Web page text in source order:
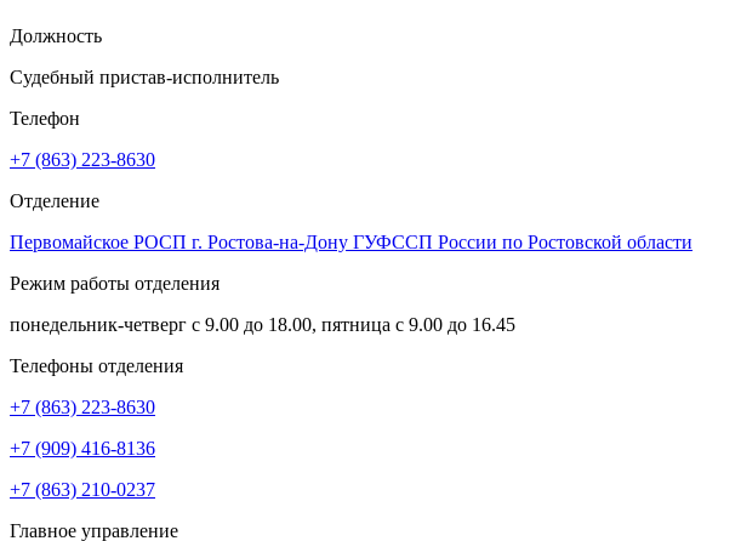
Должность
Судебный пристав-исполнитель
Телефон
+7 (863) 223-8630
Отделение
Первомайское РОСП г. Ростова-на-Дону ГУФССП России по Ростовской области
Режим работы отделения
понедельник-четверг с 9.00 до 18.00, пятница с 9.00 до 16.45
Телефоны отделения
+7 (863) 223-8630
+7 (909) 416-8136
+7 (863) 210-0237
Главное управление